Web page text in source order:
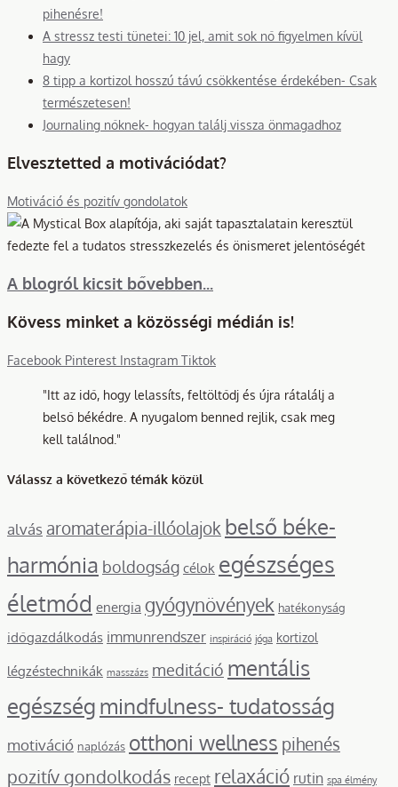
pihenésre!
A stressz testi tünetei: 10 jel, amit sok nő figyelmen kívül
hagy
8 tipp a kortizol hosszú távú csökkentése érdekében- Csak
természetesen!
Journaling nőknek- hogyan találj vissza önmagadhoz
Elvesztetted a motivációdat?
Motiváció és pozitív gondolatok
A blogról kicsit bővebben...
Kövess minket a közösségi médián is!
Facebook Pinterest Instagram Tiktok
"Itt az idő, hogy lelassíts, feltöltődj és újra rátalálj a
belső békédre. A nyugalom benned rejlik, csak meg
kell találnod."
Válassz a következő témák közül
alvás aromaterápia-illóolajok belső béke-
harmónia boldogság célok egészséges
életmód energia gyógynövények hatékonyság
időgazdálkodás immunrendszer inspiráció jóga kortizol
légzéstechnikák masszázs meditáció mentális
egészség mindfulness- tudatosság
motiváció naplózás otthoni wellness pihenés
pozitív gondolkodás recept relaxáció rutin spa élmény